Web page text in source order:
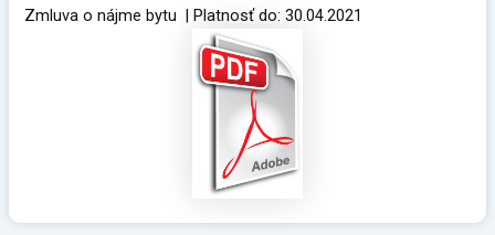
Zmluva o nájme bytu | Platnosť do: 30.04.2021